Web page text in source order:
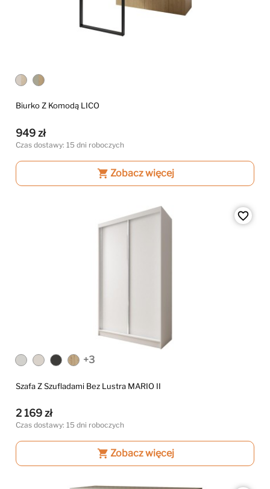
Biurko Z Komodą LICO
949 zł
Czas dostawy: 15 dni roboczych
shopping_cart Zobacz więcej
favorite_border
+3
Szafa Z Szufladami Bez Lustra MARIO II
2 169 zł
Czas dostawy: 15 dni roboczych
shopping_cart Zobacz więcej